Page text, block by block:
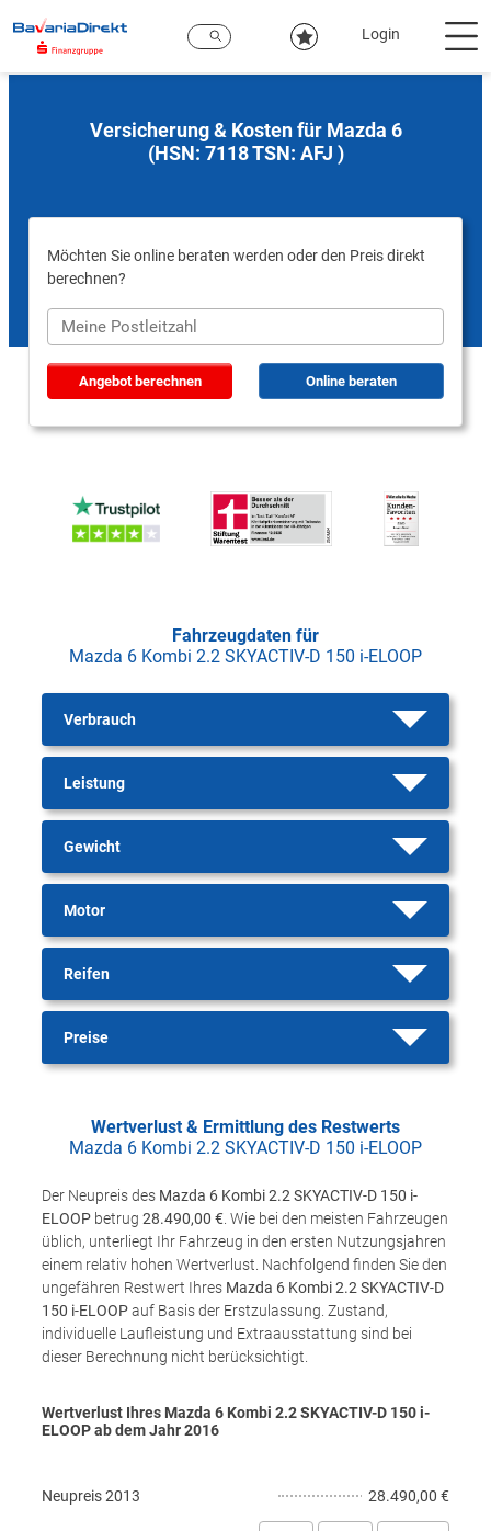
Hauptinhalt
Login
Versicherung & Kosten für Mazda 6
(HSN: 7118 TSN: AFJ )
Möchten Sie online beraten werden oder den Preis direkt
berechnen?
Angebot berechnen Online beraten
Fahrzeugdaten für
Mazda 6 Kombi 2.2 SKYACTIV-D 150 i-ELOOP
Verbrauch
Leistung
Gewicht
Motor
Reifen
Preise
Wertverlust & Ermittlung des Restwerts
Mazda 6 Kombi 2.2 SKYACTIV-D 150 i-ELOOP
Der Neupreis des Mazda 6 Kombi 2.2 SKYACTIV-D 150 i-
ELOOP betrug 28.490,00 € . Wie bei den meisten Fahrzeugen
üblich, unterliegt Ihr Fahrzeug in den ersten Nutzungsjahren
einem relativ hohen Wertverlust. Nachfolgend finden Sie den
ungefähren Restwert Ihres Mazda 6 Kombi 2.2 SKYACTIV-D
150 i-ELOOPauf Basis der Erstzulassung. Zustand,
individuelle Laufleistung und Extraausstattung sind bei
dieser Berechnung nicht berücksichtigt.
Wertverlust Ihres Mazda 6 Kombi 2.2 SKYACTIV-D 150 i-
ELOOP ab dem Jahr2016
Neupreis2013 28.490,00 €